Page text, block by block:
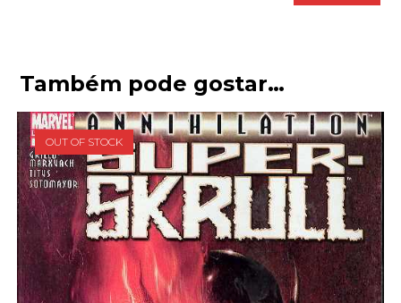
Também pode gostar…
OUT OF STOCK